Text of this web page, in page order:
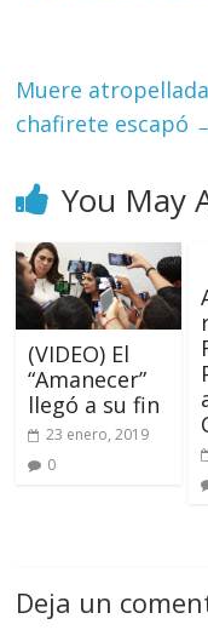
Muere
chafirete escapó
You May
(VIDEO) El
“Amanecer”
llegó a su fin
23 enero, 2019
0
Deja un